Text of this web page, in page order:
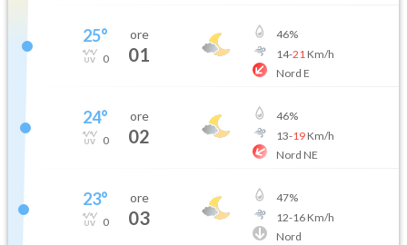
25°
0
ore
01
46%
14-21 Km/h
Nord E
24°
0
ore
02
46%
13-19Km/h
Nord NE
23°
0
ore
03
47%
12-16Km/h
Nord